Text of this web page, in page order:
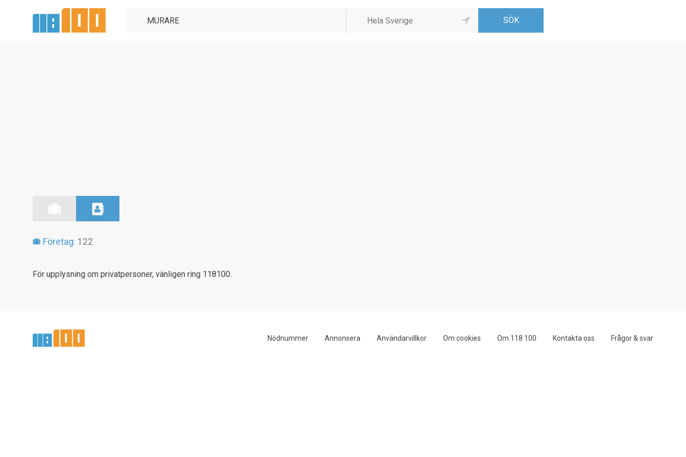
Företag: 122
För upplysning om privatpersoner, vänligen ring 118100.
Nödnummer Annonsera Användarvillkor Om cookies Om 118 100 Kontakta oss Frågor & svar